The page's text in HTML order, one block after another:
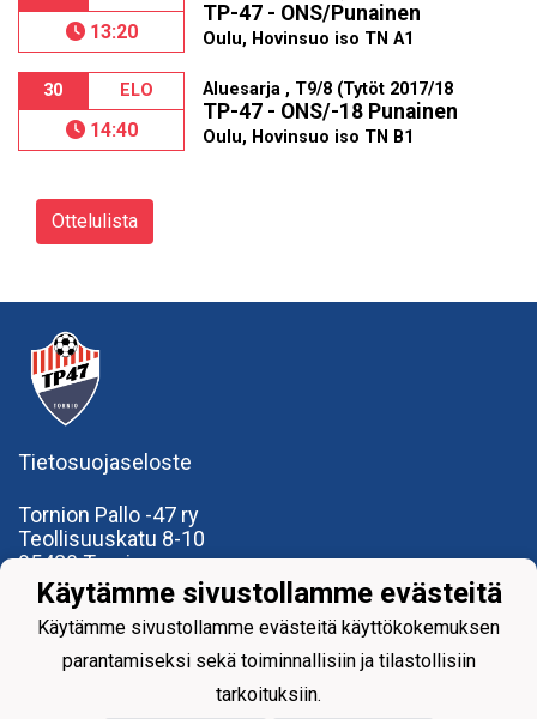
13:20
TP-47 - ONS/Punainen
Oulu, Hovinsuo iso TN A1
30 ELO
14:40
Aluesarja , T9/8 (Tytöt 2017/18
TP-47 - ONS/-18 Punainen
Oulu, Hovinsuo iso TN B1
Ottelulista
Tietosuojaseloste
Tornion Pallo -47 ry
Teollisuuskatu 8-10
95420 Tornio
+35840591 9275
office@tp47.com
Käytämme sivustollamme evästeitä
Käytämme sivustollamme evästeitä käyttökokemuksen
parantamiseksi sekä toiminnallisiin ja tilastollisiin
tarkoituksiin.